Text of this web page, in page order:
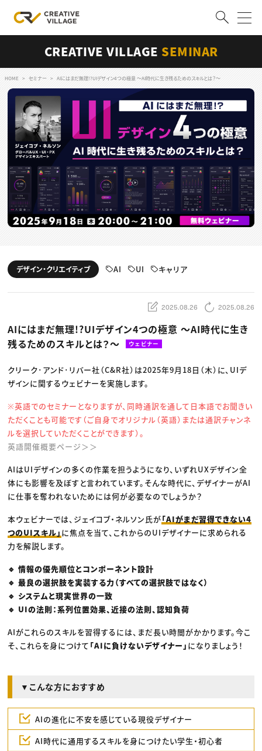
ログイン 会員登録
RECRUIT
クリエイター求人を探す
CREATIVE JOB求人検索
特集求人
採用説明会
転職支援サービス
CONTENTS
スキルアップしたい！
動画配信・映像制作
編集・ライティング
ディレクション
TOP Creator’s コラム トップ
Webクリエイター
ゲームクリエイター
クリエイターインタビュー
C＆R Magazine
セミナー
ニュース・トレンド トップ
Web
映像
広告
出版
CREATIVE VILLAGEからのお知らせ
プロフェッショナル×つながる×メディア
CREATIVE VILLAGE SEMINAR
HOME セミナー AIにはまだ無理!?UIデザイン4つの極意 〜AI時代に生き残るためのスキルとは？〜
デザイン・クリエイティブ AI UI キャリア
2025.08.26 2025.08.26
AIにはまだ無理!?UIデザイン4つの極意 〜AI時代に生き
残るためのスキルとは？〜
ウェビナー
クリーク･アンド･リバー社（C&R社）は2025年9月18日（木）に、UIデ
ザインに関するウェビナーを実施します。
※英語でのセミナーとなりますが、同時通訳を通して日本語でお聞きい
ただくことも可能です（ご自身でオリジナル（英語）または通訳チャンネ
ルを選択していただくことができます）。
英語開催概要ページ＞＞
AIはUIデザインの多くの作業を担うようになり、いずれUXデザイン全
体にも影響を及ぼすと言われています。そんな時代に、デザイナーがAI
に仕事を奪われないためには何が必要なのでしょうか？
本ウェビナーでは、ジェイコブ・ネルソン氏が「AIがまだ習得できない4
つのUIスキル」 に焦点を当て、これからのUIデザイナーに求められる
力を解説します。
🔹 情報の優先順位とコンポーネント設計
🔹 最良の選択肢を実装する力（すべての選択肢ではなく）
🔹 システムと現実世界の一致
🔹 UIの法則：系列位置効果、近接の法則、認知負荷
AIがこれらのスキルを習得するには、まだ長い時間がかかります。今こ
そ、これらを身につけて 「AIに負けないデザイナー」 になりましょう！
▼こんな方におすすめ
AIの進化に不安を感じている現役デザイナー
AI時代に通用するスキルを身につけたい学生・初心者